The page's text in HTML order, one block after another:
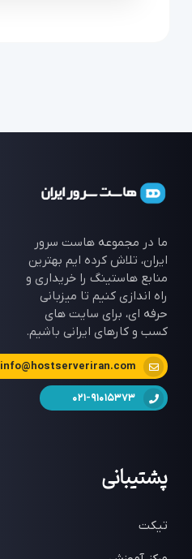
ما در مجموعه هاست سرور
ایران، تلاش کرده ایم بهترین
منابع هاستینگ را خریداری و
راه اندازی کنیم تا میزبانی
حرفه ای، برای سایت های
کسب و کارهای ایرانی باشیم.
info@hostserveriran.com
021-91015373
پشتیبانی
تیکت